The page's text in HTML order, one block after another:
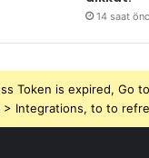
14 saat
Token is expired, Go
> Integrations, to to